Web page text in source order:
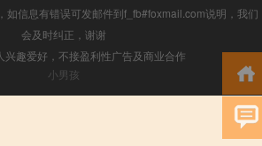
如信息有错误可发邮件到f_fb#foxmail.com说明，我们
会及时纠正，谢谢
兴趣爱好，不接盈利性广告及商业合作
小男孩